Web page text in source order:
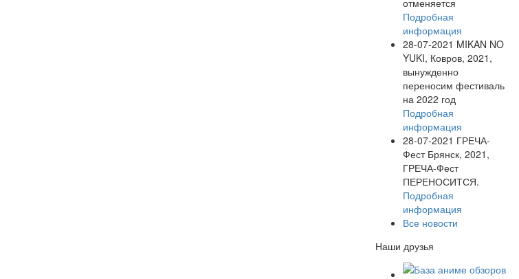
Подробная
информация
28-07-2021 MIKAN NO
YUKI, Ковров, 2021,
вынужденно
переносим фестиваль
на 2022 год
Подробная
информация
28-07-2021 ГРЕЧА-
Фест Брянск, 2021,
ГРЕЧА-Фест
ПЕРЕНОСИТСЯ.
Подробная
информация
Все новости
Наши друзья